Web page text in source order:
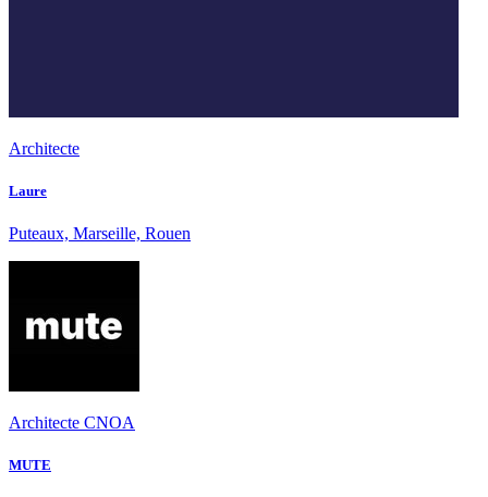
Architecte
Laure
Puteaux, Marseille, Rouen
Architecte CNOA
MUTE